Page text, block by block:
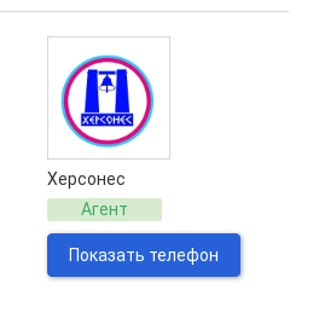
Херсонес
Агент
Показать телефон